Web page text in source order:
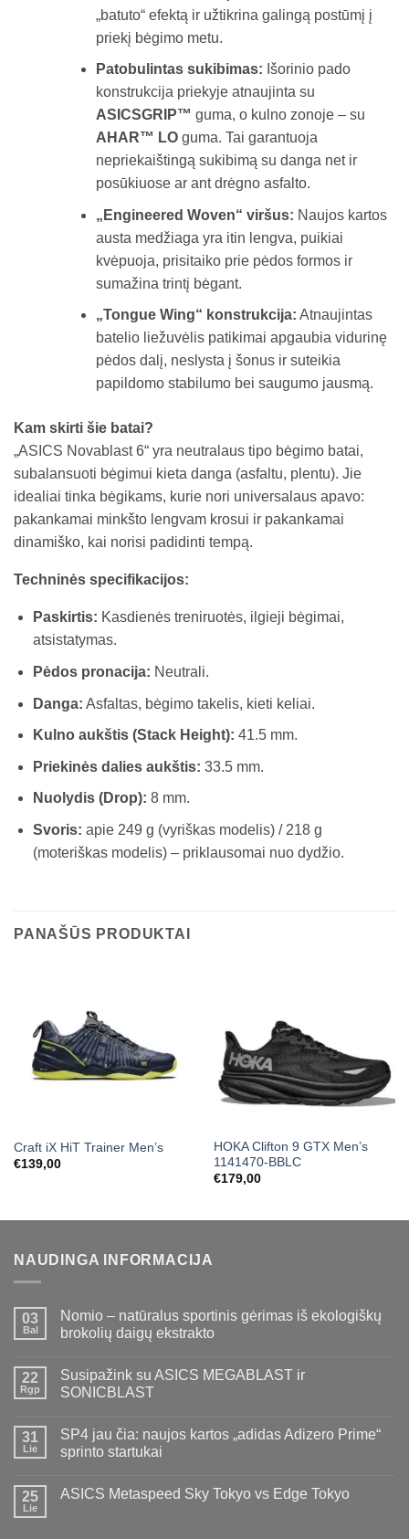
„batuto“ efektą ir užtikrina galingą postūmį į
priekį bėgimo metu.
Patobulintas sukibimas: Išorinio pado
konstrukcija priekyje atnaujinta su
ASICSGRIP™ guma, o kulno zonoje – su
AHAR™ LOguma. Tai garantuoja
nepriekaištingą sukibimą su danga net ir
posūkiuose ar ant drėgno asfalto.
„Engineered Woven“ viršus: Naujos kartos
austa medžiaga yra itin lengva, puikiai
kvėpuoja, prisitaiko prie pėdos formos ir
sumažina trintį bėgant.
„Tongue Wing“ konstrukcija: Atnaujintas
batelio liežuvėlis patikimai apgaubia vidurinę
pėdos dalį, neslysta į šonus ir suteikia
papildomo stabilumo bei saugumo jausmą.
Kam skirti šie batai?
„ASICS Novablast 6“ yra neutralaus tipo bėgimo batai,
subalansuoti bėgimui kieta danga (asfaltu, plentu). Jie
idealiai tinka bėgikams, kurie nori universalaus apavo:
pakankamai minkšto lengvam krosui ir pakankamai
dinamiško, kai norisi padidinti tempą.
Techninės specifikacijos:
Paskirtis: Kasdienės treniruotės, ilgieji bėgimai,
atsistatymas.
Pėdos pronacija: Neutrali.
Danga: Asfaltas, bėgimo takelis, kieti keliai.
Kulno aukštis (Stack Height): 41.5 mm.
Priekinės dalies aukštis: 33.5 mm.
Nuolydis (Drop): 8 mm.
Svoris: apie 249 g (vyriškas modelis) / 218 g
(moteriškas modelis) – priklausomai nuo dydžio.
PANAŠŪS PRODUKTAI
Craft iX HiT Trainer Men’s
€139,00
HOKA Clifton 9 GTX Men’s
1141470-BBLC
€179,00
NAUDINGA INFORMACIJA
03
Bal
Nomio – natūralus sportinis gėrimas iš ekologiškų
brokolių daigų ekstrakto
22
Rgp
Susipažink su ASICS MEGABLAST ir
SONICBLAST
31
Lie
SP4 jau čia: naujos kartos „adidas Adizero Prime“
sprinto startukai
25
Lie
ASICS Metaspeed Sky Tokyo vs Edge Tokyo